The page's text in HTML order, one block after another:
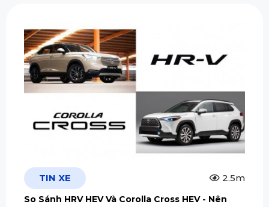
TIN XE 2.5m
So Sánh HRV HEV Và Corolla Cross HEV - Nên